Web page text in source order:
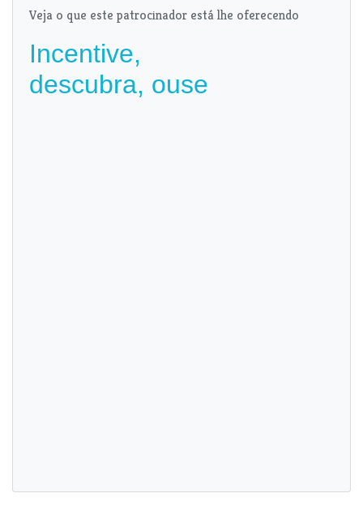
Veja o que este patrocinador está lhe oferecendo
Incentive,
descubra, ouse